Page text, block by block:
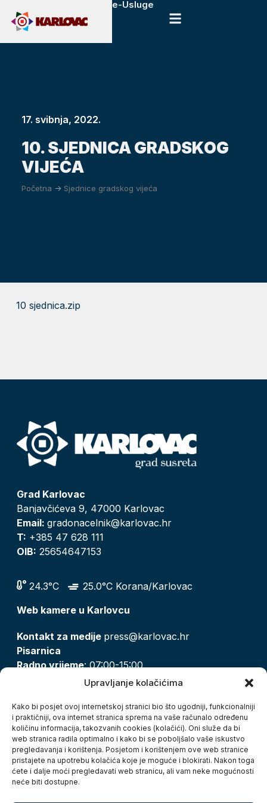
Upravljanje kolačićima
Kako bi posjet ovoj internetskoj stranici bio što ugodniji, funkcionalniji
i praktičniji, ova internet stranica sprema na vaše računalo određenu
količinu informacija, takozvanih cookies (kolačići). Oni služe da bi
web stranica radila optimalno i kako bi se poboljšalo vaše iskustvo
pregledavanja i korištenja. Posjetom i korištenjem ove web stranice
pristajete na upotrebu kolačića koje je moguće i blokirati. Nakon toga
ćete i dalje moći pregledavati web stranicu, ali vam neke mogućnosti
neće biti dostupne.
e-Usluge
17. svibnja, 2022.
10. SJEDNICA GRADSKOG
VIJEĆA
Početna -> Sjednice gradskog vijeća
10 sjednica.zip
Grad Karlovac
Banjavčićeva 9, 47000 Karlovac
Email: gradonacelnik@karlovac.hr
T: +385 47 628 111
OIB: 25654647153
24.3°C
25.0°C Korana/Karlovac
Web kamere u Karlovcu
Kontakt za medije press@karlovac.hr
Pisarnica
Radno vrijeme: 07:00-15:00
pisarnica@karlovac.hr
Zaštita osobnih podataka
Pristup informacijama
Kolačići
Izjava o pristupačnosti